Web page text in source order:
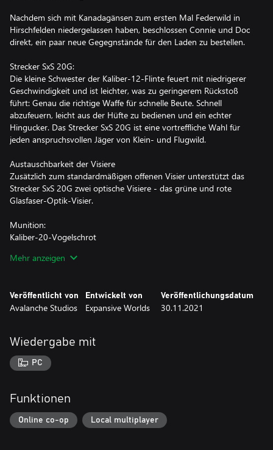
Nachdem sich mit Kanadagänsen zum ersten Mal Federwild in
Hirschfelden niedergelassen haben, beschlossen Connie und Doc
direkt, ein paar neue Gegegnstände für den Laden zu bestellen.
Strecker SxS 20G:
Die kleine Schwester der Kaliber-12-Flinte feuert mit niedrigerer
Geschwindigkeit und ist leichter, was zu geringerem Rückstoß
führt: Genau die richtige Waffe für schnelle Beute. Schnell
abzufeuern, leicht aus der Hüfte zu bedienen und ein echter
Hingucker. Das Strecker SxS 20G ist eine vortreffliche Wahl für
jeden anspruchsvollen Jäger von Klein- und Flugwild.
Austauschbarkeit der Visiere
Zusätzlich zum standardmäßigen offenen Visier unterstützt das
Strecker SxS 20G zwei optische Visiere - das grüne und rote
Glasfaser-Optik-Visier.
Munition:
Kaliber-20-Vogelschrot
nach Flugwild.
20er-Kaliber bietet mehr Schuss als sein Gegenstück mit Kaliber
12. Am effektivsten auf kurzer Distanz.
Kaliber-20-Flinten haben genug Stoppwirkung, um mittelgroße
Ziele mit einem einzigen Schuss zu erlegen.
Das Strecker SxS 20G gibt es in vier Farbvariationen: Scarlett,
Attrappen:
Mehr anzeigen
Veröffentlicht von
Avalanche Studios
Entwickelt von
Expansive Worlds
Veröffentlichungsdatum
30.11.2021
Wiedergabe mit
PC
Funktionen
Online co-op Local multiplayer